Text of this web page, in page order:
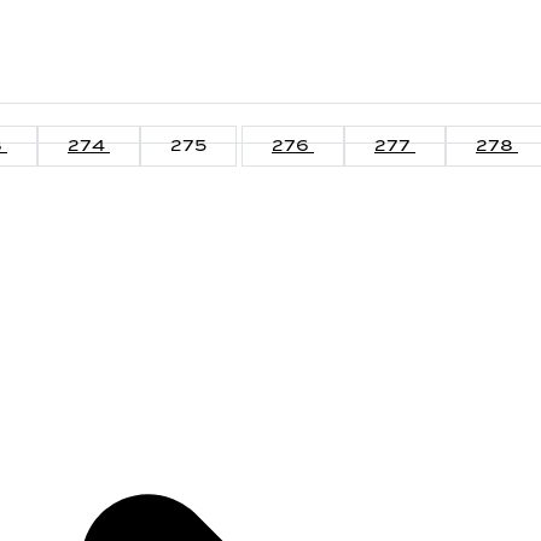
274 275 276 277 278